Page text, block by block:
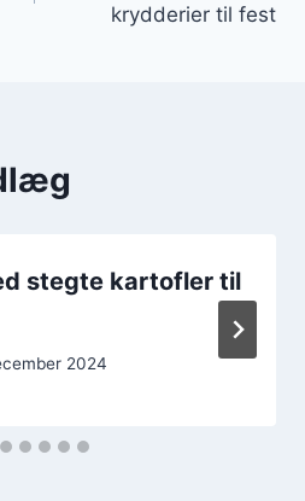
krydderier til fest
stegte kartofler til
2024